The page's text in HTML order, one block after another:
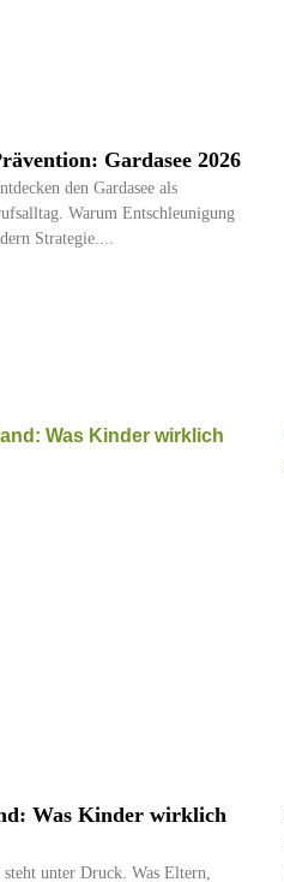
Gardasee 2026
den Gardasee als
Warum Entschleunigung
Strategie.
Was Kinder wirklich
steht unter Druck. Was Eltern,